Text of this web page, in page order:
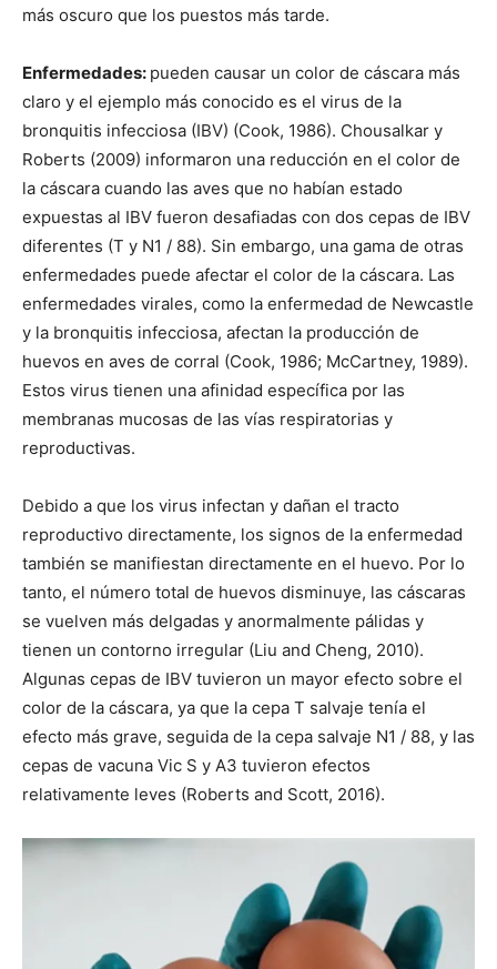
más oscuro que los puestos más tarde.
Enfermedades: pueden causar un color de cáscara más
claro y el ejemplo más conocido es el virus de la
bronquitis infecciosa (IBV) (Cook, 1986). Chousalkar y
Roberts (2009) informaron una reducción en el color de
la cáscara cuando las aves que no habían estado
expuestas al IBV fueron desafiadas con dos cepas de IBV
diferentes (T y N1 / 88). Sin embargo, una gama de otras
enfermedades puede afectar el color de la cáscara. Las
enfermedades virales, como la enfermedad de Newcastle
y la bronquitis infecciosa, afectan la producción de
huevos en aves de corral (Cook, 1986; McCartney, 1989).
Estos virus tienen una afinidad específica por las
membranas mucosas de las vías respiratorias y
reproductivas.
Debido a que los virus infectan y dañan el tracto
reproductivo directamente, los signos de la enfermedad
también se manifiestan directamente en el huevo. Por lo
tanto, el número total de huevos disminuye, las cáscaras
se vuelven más delgadas y anormalmente pálidas y
tienen un contorno irregular (Liu and Cheng, 2010).
Algunas cepas de IBV tuvieron un mayor efecto sobre el
color de la cáscara, ya que la cepa T salvaje tenía el
efecto más grave, seguida de la cepa salvaje N1 / 88, y las
cepas de vacuna Vic S y A3 tuvieron efectos
relativamente leves (Roberts and Scott, 2016).